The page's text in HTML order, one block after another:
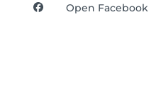
Open Facebook